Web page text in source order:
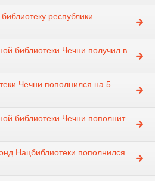
республики
библиотеки Чечни получил в
Чечни пополнился на 5
библиотеки Чечни пополнит
Нацбиблиотеки пополнился